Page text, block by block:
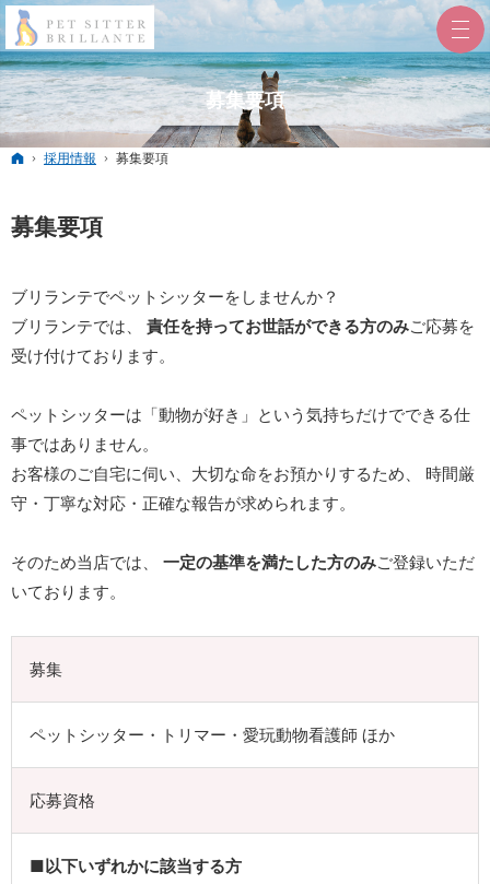
募集要項
ホーム
採用情報 募集要項
募集要項
ブリランテでペットシッターをしませんか？
ブリランテでは、 責任を持ってお世話ができる方のみご応募を
受け付けております。
ペットシッターは「動物が好き」という気持ちだけでできる仕
事ではありません。
お客様のご自宅に伺い、大切な命をお預かりするため、 時間厳
守・丁寧な対応・正確な報告が求められます。
そのため当店では、 一定の基準を満たした方のみご登録いただ
いております。
募集
ペットシッター・トリマー・愛玩動物看護師 ほか
応募資格
■以下いずれかに該当する方